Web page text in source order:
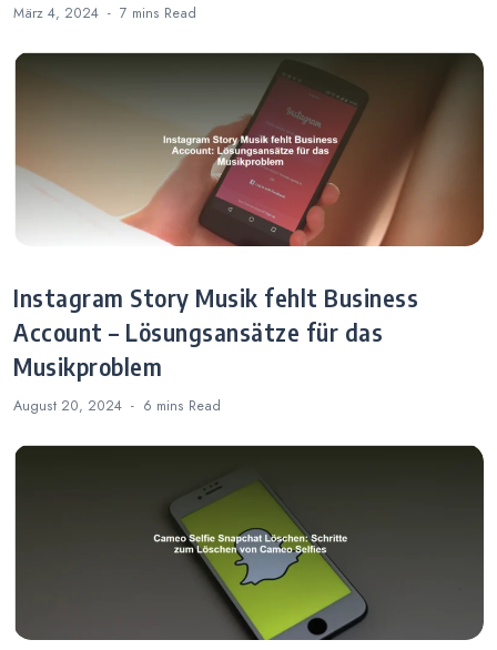
März 4, 2024 7 mins Read
Instagram Story Musik fehlt Business
Account – Lösungsansätze für das
Musikproblem
August 20, 2024 6 mins Read